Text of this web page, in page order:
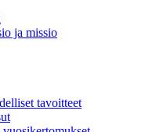
ja missio
tavoitteet